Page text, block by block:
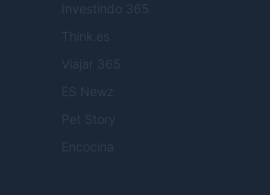
Investindo 365
Think.es
Viajar 365
ES Newz
Pet Story
Encocina